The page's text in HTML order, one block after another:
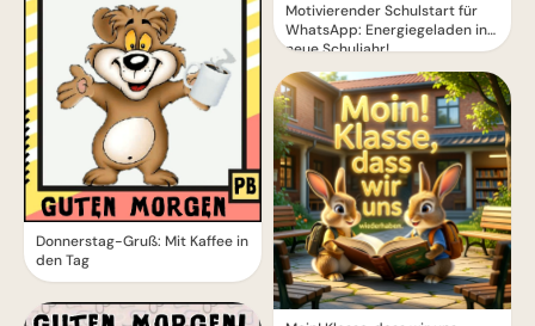
Donnerstag-Gruß: Mit Kaffee in
den Tag
Motivierender Schulstart für
WhatsApp: Energiegeladen ins
neue Schuljahr!